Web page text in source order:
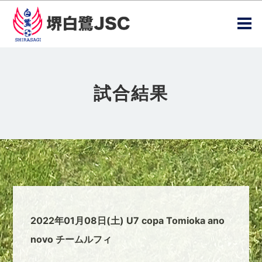
試合結果
2022年01月08日(土) U7 copa Tomioka ano
novo チームルフィ